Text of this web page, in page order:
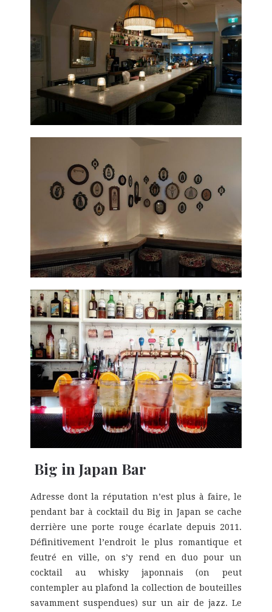
Big in Japan Bar
Adresse dont la réputation n’est plus à faire, le
pendant bar à cocktail du Big in Japan se cache
derrière une porte rouge écarlate depuis 2011.
Définitivement l’endroit le plus romantique et
feutré en ville, on s’y rend en duo pour un
cocktail au whisky japonnais (on peut
contempler au plafond la collection de bouteilles
savamment suspendues) sur un air de jazz. Le